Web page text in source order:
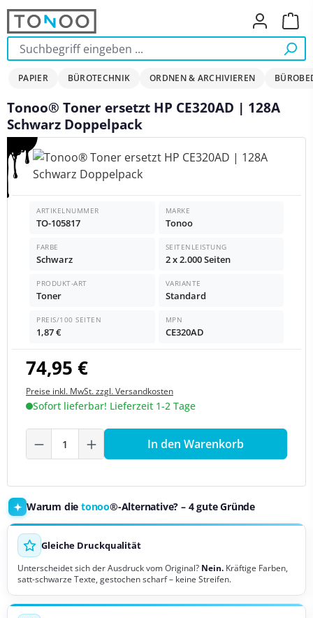
Zum Hauptinhalt springen
PAPIER BÜROTECHNIK ORDNEN & ARCHIVIEREN
Tonoo® Toner ersetzt HP CE320AD | 128A
Schwarz Doppelpack
Bildergalerie überspringen
ARTIKELNUMMER
TO-105817
MARKE
Tonoo
FARBE
Schwarz
SEITENLEISTUNG
2 x 2.000 Seiten
PRODUKT-ART
Toner
VARIANTE
Standard
PREIS/100 SEITEN
1,87 €
MPN
CE320AD
74,95 €
Preise inkl. MwSt. zzgl. Versandkosten
Sofort lieferbar! Lieferzeit 1-2 Tage
Produkt Anzahl: Gib den
In den Warenkorb
Warum die tonoo®-Alternative? – 4 gute Gründe
Gleiche Druckqualität
Unterscheidet sich der Ausdruck vom Original? Nein. Kräftige Farben,
satt-schwarze Texte, gestochen scharf – keine Streifen.